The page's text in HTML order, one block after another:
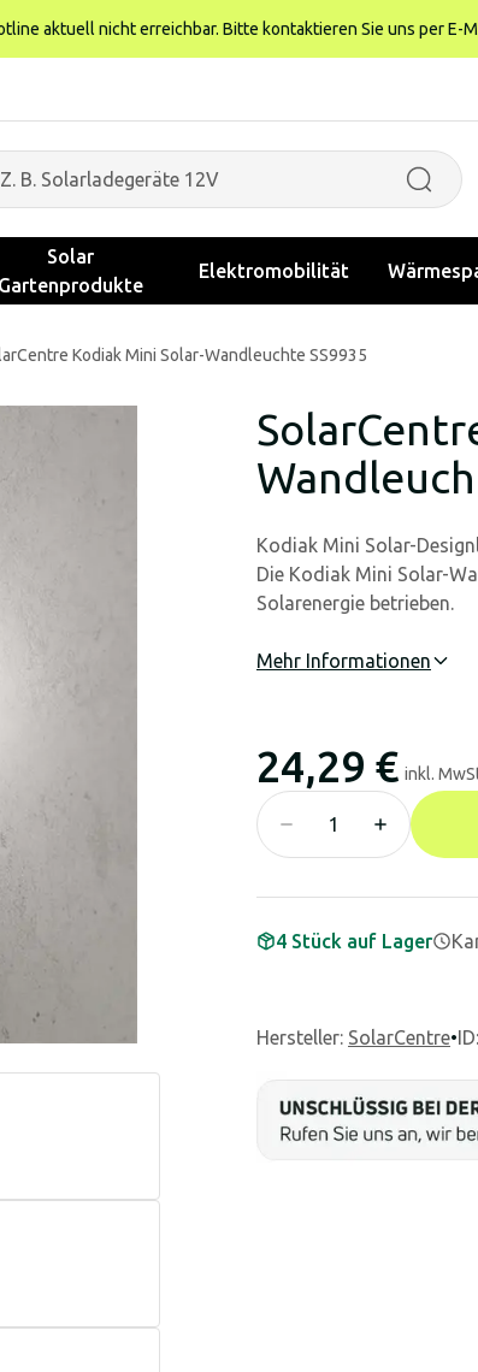
aktuell nicht erreichbar. Bitte kontaktieren Sie uns per E-
Solar
Gartenprodukte
Elektromobilität
Kodiak Mini Solar-Wandleuchte SS9935
Kodiak Mini Solar-
Die Kodiak Mini Solar-
Solarenergie betrieben.
Mehr Informationen
24,29 € inkl.
4 Stück auf Lager
Hersteller: SolarCentre•